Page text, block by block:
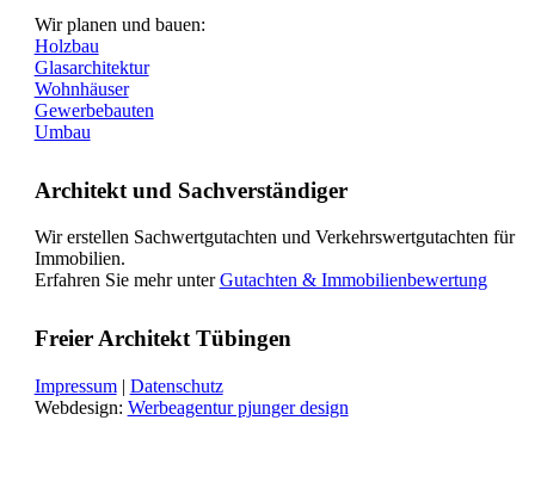
Wir planen und bauen:
Holzbau
Glasarchitektur
Wohnhäuser
Gewerbebauten
Umbau
Architekt und Sachverständiger
Wir erstellen Sachwertgutachten und Verkehrswertgutachten für
Immobilien.
Erfahren Sie mehr unterGutachten & Immobilienbewertung
Freier Architekt Tübingen
Impressum| Datenschutz
Webdesign: Werbeagentur pjunger design